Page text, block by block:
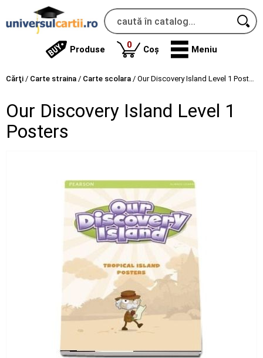
Produse 0produse
Coș Meniu
Cărţi / Carte straina / Carte scolara / Our Discovery Island Level 1 Posters
Our Discovery Island Level 1
Posters